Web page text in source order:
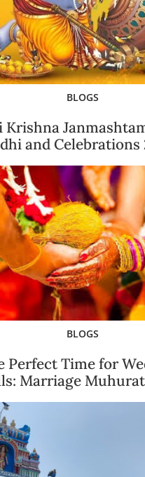
BLOGS
Krishna
and Celebrations
BLOGS
Perfect Time for
Marriage